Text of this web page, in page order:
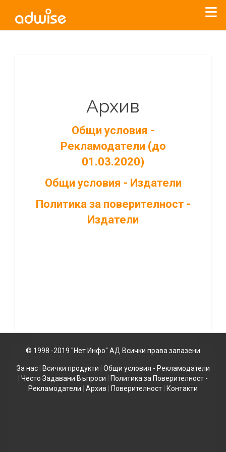
Архив
Общи условия -
Рекламодатели (до
01.03.2020)
Общи условия - Издатели
Политика за поверителност -
Издатели
© 1998 -2019 "Нет Инфо" АД Всички права запазени
За нас| Всички продукти
Общи условия - Рекламодатели
Често Задавани Въпроси
Политика за Поверителност -
Рекламодатели
Архив Поверителност Контакти